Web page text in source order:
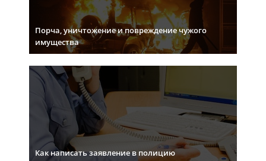
Порча, уничтожение и повреждение чужого
имущества
Как написать заявление в полицию